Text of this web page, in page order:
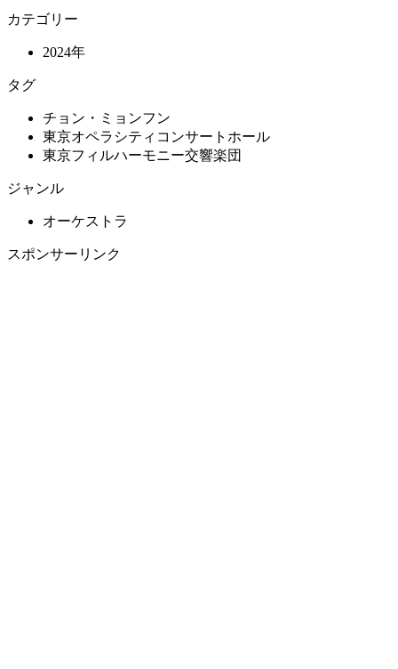
カテゴリー
2024年
タグ
チョン・ミョンフン
東京オペラシティコンサートホール
東京フィルハーモニー交響楽団
ジャンル
オーケストラ
スポンサーリンク